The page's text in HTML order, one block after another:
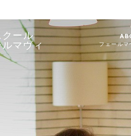
クール
マヴィ
フェールマ